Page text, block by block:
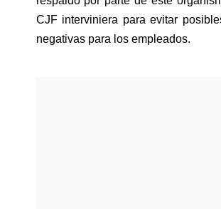
CJF interviniera para evitar
negativas para los empleados.